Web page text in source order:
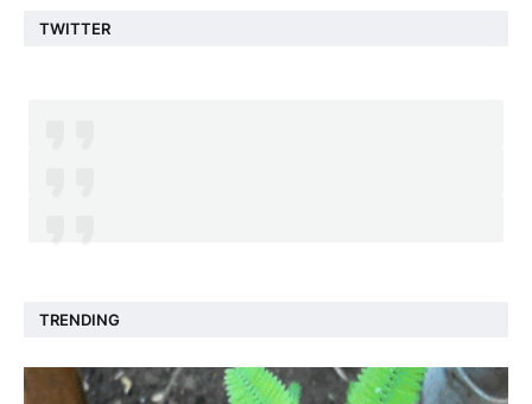
TWITTER
TRENDING